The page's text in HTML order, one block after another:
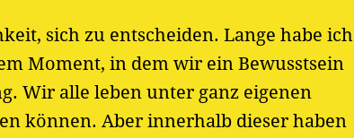
sich zu entscheiden. Lange habe ich
Moment, in dem wir ein Bewusstsein
Wir alle leben unter ganz eigenen
können. Aber innerhalb dieser haben